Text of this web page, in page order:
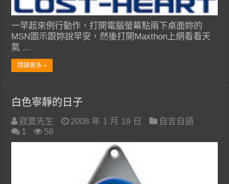
一早起來例行動作，打開電腦螢幕點兩下桌面妳的
MSN圖示跟妳說早安，然後打開Maxthon上網看看天
氣 …
閱讀更多 »
白色寧靜的日子
寂寞先生 2008 年 1 月 19 日
自言自語
1
58